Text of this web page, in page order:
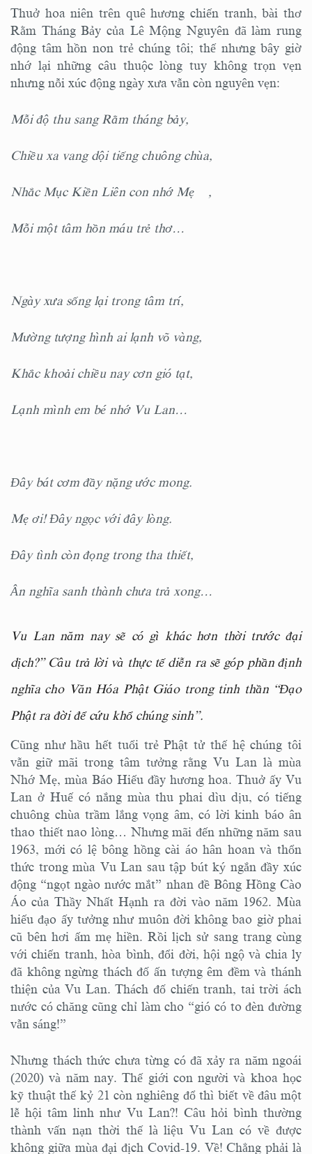
Thuở hoa niên trên quê hương chiến tranh, bài thơ
Rằm Tháng Bảy của Lê Mộng Nguyên đã làm rung
động tâm hồn non trẻ chúng tôi; thế nhưng bây giờ
nhớ lại những câu thuộc lòng tuy không trọn vẹn
nhưng nỗi xúc động ngày xưa vẫn còn nguyên vẹn:
Mỗi độ thu sang Rằm tháng bảy,
Chiều xa vang dội tiếng chuông chùa,
Nhắc Mục Kiền Liên con nhớ Mẹ ,
Mỗi một tâm hồn máu trẻ thơ…
Ngày xưa sống lại trong tâm trí,
Mường tượng hình ai lạnh võ vàng,
Khắc khoải chiều nay cơn gió tạt,
Lạnh mình em bé nhớ Vu Lan…
Đây bát cơm đầy nặng ước mong.
Mẹ ơi! Đây ngọc với đây lòng.
Đây tình còn đọng trong tha thiết,
Ân nghĩa sanh thành chưa trả xong…
Vu Lan năm nay sẽ có gì khác hơn thời trước đại
dịch?” Câu trả lời và thực tế diễn ra sẽ góp phần định
nghĩa cho Văn Hóa Phật Giáo trong tinh thần “Đạo
Phật ra đời để cứu khổ chúng sinh”.
Cũng như hầu hết tuổi trẻ Phật tử thế hệ chúng tôi
vẫn giữ mãi trong tâm tưởng rằng Vu Lan là mùa
Nhớ Mẹ, mùa Báo Hiếu đầy hương hoa. Thuở ấy Vu
Lan ở Huế có nắng mùa thu phai dìu dịu, có tiếng
chuông chùa trầm lắng vọng âm, có lời kinh báo ân
thao thiết nao lòng… Nhưng mãi đến những năm sau
1963, mới có lệ bông hồng cài áo hân hoan và thổn
thức trong mùa Vu Lan sau tập bút ký ngắn đầy xúc
động “ngọt ngào nước mắt” nhan đề Bông Hồng Cào
Áo của Thầy Nhất Hạnh ra đời vào năm 1962. Mùa
hiếu đạo ấy tưởng như muôn đời không bao giờ phai
cũ bên hơi ấm mẹ hiền. Rồi lịch sử sang trang cùng
với chiến tranh, hòa bình, đổi đời, hội ngộ và chia ly
đã không ngừng thách đố ấn tượng êm đềm và thánh
thiện của Vu Lan. Thách đố chiến tranh, tai trời ách
nước có chăng cũng chỉ làm cho “gió có to đèn đường
vẫn sáng!”
Nhưng thách thức chưa từng có đã xảy ra năm ngoái
(2020) và năm nay. Thế giới con người và khoa học
kỹ thuật thế kỷ 21 còn nghiêng đổ thì biết về đâu một
lễ hội tâm linh như Vu Lan?! Câu hỏi bình thường
thành vấn nạn thời thế là liệu Vu Lan có về được
không giữa mùa đại địch Covid-19. Về! Chẳng phải là